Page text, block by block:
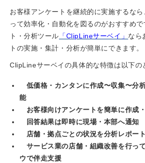
お客様アンケートを継続的に実施するなら
って効率化・自動化を図るのがおすすめ
ト・分析ツール 「ClipLineサーベイ」 なら
トの実施・集計・分析が簡単にできます。
ClipLineサーベイの具体的な特徴は以下の
低価格・カンタンに作成〜収集〜分
能
お客様向けアンケートを簡単に作成
回答結果は即時に現場・本部へ通知
店舗・拠点ごとの状況を分析レポー
サービス業の店舗・組織改善を行っ
ウで伴走支援